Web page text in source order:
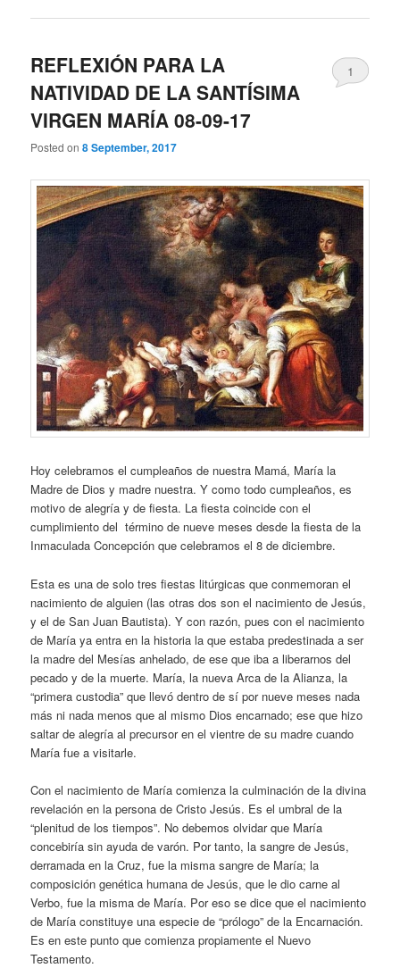
REFLEXIÓN PARA LA
NATIVIDAD DE LA SANTÍSIMA
VIRGEN MARÍA 08-09-17
Posted on8 September, 2017
1
Hoy celebramos el cumpleaños de nuestra Mamá, María la
Madre de Dios y madre nuestra. Y como todo cumpleaños, es
motivo de alegría y de fiesta. La fiesta coincide con el
cumplimiento del término de nueve meses desde la fiesta de la
Inmaculada Concepción que celebramos el 8 de diciembre.
Esta es una de solo tres fiestas litúrgicas que conmemoran el
nacimiento de alguien (las otras dos son el nacimiento de Jesús,
y el de San Juan Bautista). Y con razón, pues con el nacimiento
de María ya entra en la historia la que estaba predestinada a ser
la madre del Mesías anhelado, de ese que iba a liberarnos del
pecado y de la muerte. María, la nueva Arca de la Alianza, la
“primera custodia” que llevó dentro de sí por nueve meses nada
más ni nada menos que al mismo Dios encarnado; ese que hizo
saltar de alegría al precursor en el vientre de su madre cuando
María fue a visitarle.
Con el nacimiento de María comienza la culminación de la divina
revelación en la persona de Cristo Jesús. Es el umbral de la
“plenitud de los tiempos”. No debemos olvidar que María
concebiría sin ayuda de varón. Por tanto, la sangre de Jesús,
derramada en la Cruz, fue la misma sangre de María; la
composición genética humana de Jesús, que le dio carne al
Verbo, fue la misma de María. Por eso se dice que el nacimiento
de María constituye una especie de “prólogo” de la Encarnación.
Es en este punto que comienza propiamente el Nuevo
Testamento.